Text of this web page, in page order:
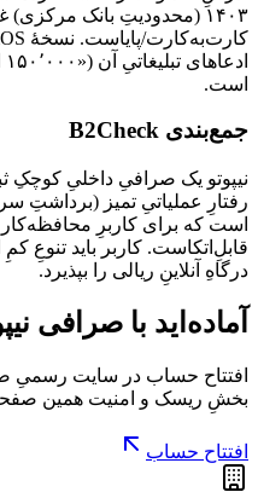
۱۴۰۳ (محدودیتِ بانک
است.
جمع‌بندی B2Check
نیپوتو یک صرافیِ داخلیِ
رفتارِ عملیاتیِ تمیز (برداشتِ
است که برای کاربرِ محافظه‌کار
قابلِ‌اتکاست. کاربر باید تنوعِ کمِ
درگاهِ آنلاینِ ریالی را بپذیرد.
آماده‌اید با صرافی
افتتاح حساب در سایت رسمیِ
بخشِ ریسک و امنیت همین صفحه
افتتاح حساب